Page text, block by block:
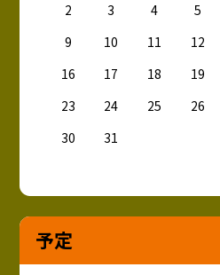
2
3 4 5
9
10 11 12
16
17 18 19
23
24 25 26
30
31
予定